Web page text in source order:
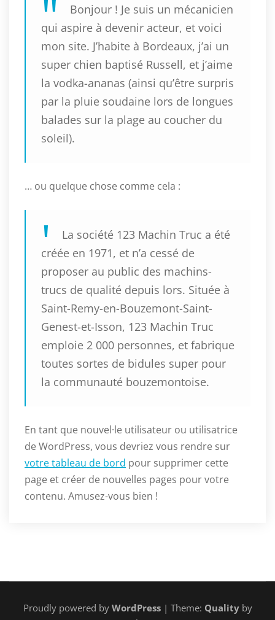
Bonjour ! Je suis un mécanicien
qui aspire à devenir acteur, et voici
mon site. J’habite à Bordeaux, j’ai un
super chien baptisé Russell, et j’aime
la vodka-ananas (ainsi qu’être surpris
par la pluie soudaine lors de longues
balades sur la plage au coucher du
soleil).
… ou quelque chose comme cela :
La société 123 Machin Truc a été
créée en 1971, et n’a cessé de
proposer au public des machins-
trucs de qualité depuis lors. Située à
Saint-Remy-en-Bouzemont-Saint-
Genest-et-Isson, 123 Machin Truc
emploie 2 000 personnes, et fabrique
toutes sortes de bidules super pour
la communauté bouzemontoise.
En tant que nouvel·le utilisateur ou utilisatrice
de WordPress, vous devriez vous rendre sur
votre tableau de bord pour supprimer cette
page et créer de nouvelles pages pour votre
contenu. Amusez-vous bien !
Proudly powered by WordPress| Theme: Qualityby